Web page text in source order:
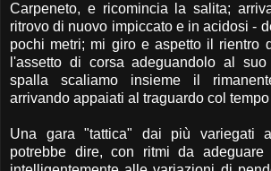
Carpeneto, e ricomincia la salita;
ritrovo di nuovo impiccato e in acidosi -
pochi metri; mi giro e aspetto il rientro
l'assetto di corsa adeguandolo al
spalla scaliamo insieme il
arrivando appaiati al traguardo col
Una gara "tattica" dai più variegati
potrebbe dire, con ritmi da adeguare